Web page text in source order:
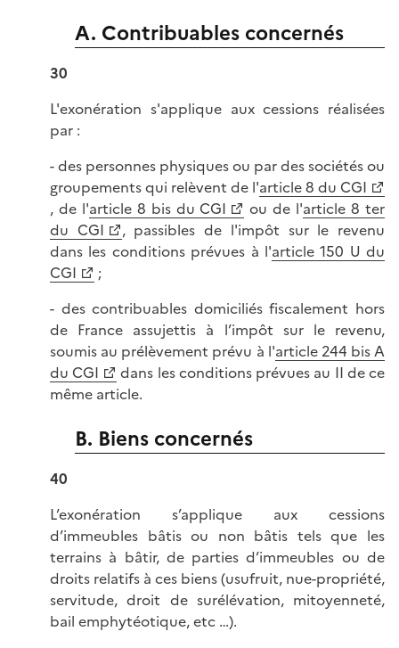
A. Contribuables concernés
30
L'exonération s'applique aux cessions réalisées
par :
- des personnes physiques ou par des sociétés ou
groupements qui relèvent de l'article 8 du CGI
, de l'article 8 bis du CGI ou de l'article 8 ter
du CGI
, passibles de l'impôt sur le revenu
dans les conditions prévues à l'article 150 U du
CGI
;
- des contribuables domiciliés fiscalement hors
de France assujettis à l’impôt sur le revenu,
soumis au prélèvement prévu à l'article 244 bis A
du CGI
dans les conditions prévues au II de ce
même article.
B. Biens concernés
40
L’exonération s’applique aux cessions
d’immeubles bâtis ou non bâtis tels que les
terrains à bâtir, de parties d’immeubles ou de
droits relatifs à ces biens (usufruit, nue-propriété,
servitude, droit de surélévation, mitoyenneté,
bail emphytéotique, etc …).